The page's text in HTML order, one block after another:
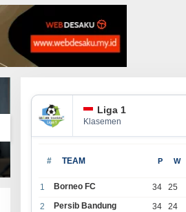
Dukung Kampus Berbasis
Jadi Mahasiswa Angkatan
Pertama Magister ITSI
Liga 1
Klasemen
# TEAM P W
1 Borneo FC 34 25
2
Persib Bandung 34 24